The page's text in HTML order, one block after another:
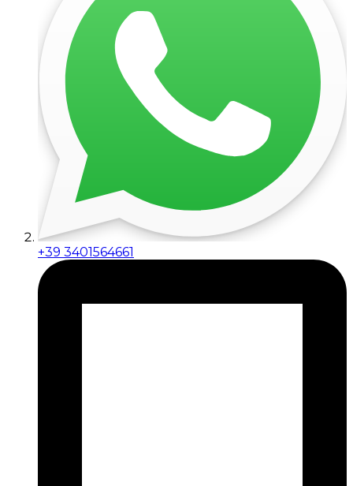
+39 3401564661